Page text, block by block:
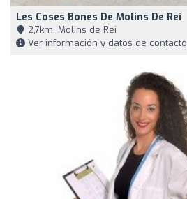
Les Coses Bones De Molins De Rei
2,7km, Molins de Rei
Ver información y datos de contacto